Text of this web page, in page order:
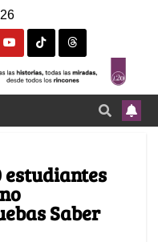
estudiantes
Saber